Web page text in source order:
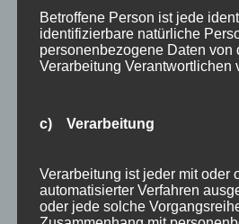
Bewertung
E-Bike
Empfehlung
Gäste
Haus Partale
Info
Betroffene Person ist jede
identifizierbare natürliche
personenbezogene Daten von
Verarbeitung Verantwortlichen
c) Verarbeitung
Verarbeitung ist jeder mit oder
automatisierter Verfahren
oder jede solche